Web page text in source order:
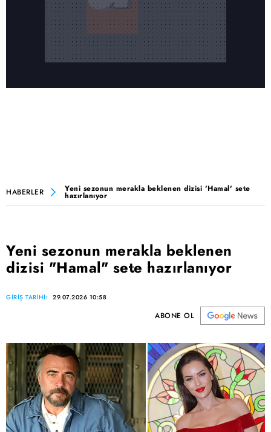
HABERLER Yeni sezonun merakla beklenen dizisi 'Hamal' sete
hazırlanıyor
Yeni sezonun merakla beklenen
dizisi "Hamal" sete hazırlanıyor
GİRİŞ TARİHİ: 29.07.2026 10:58
ABONE OL